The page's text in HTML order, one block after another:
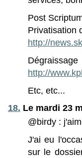
Post
Privatisation
http://
Dégraissage
http://
Etc, etc...
18. Le mardi 23
@birdy :
J'ai eu
sur le